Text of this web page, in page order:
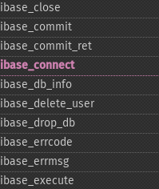
ibase_​close
ibase_​commit
ibase_​commit_​ret
ibase_​connect
ibase_​db_​info
ibase_​delete_​user
ibase_​drop_​db
ibase_​errcode
ibase_​errmsg
ibase_​execute